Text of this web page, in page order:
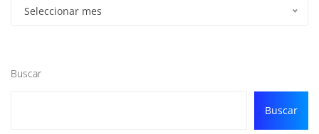
Seleccionar mes
Buscar
Buscar